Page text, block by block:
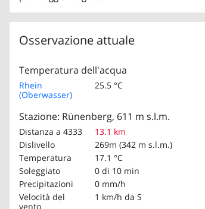
Osservazione attuale
Temperatura dell'acqua
Rhein
(Oberwasser)
25.5 °C
Stazione: Rünenberg, 611 m s.l.m.
Distanza a 4333
13.1 km
Dislivello
269m (342 m s.l.m.)
Temperatura
17.1 °C
Soleggiato
0 di 10 min
Precipitazioni
0 mm/h
Velocità del
vento
1 km/h da S